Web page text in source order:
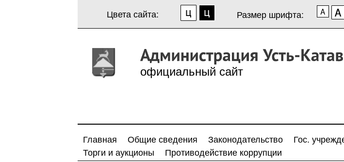
Цвета сайта: Размер шрифта:
официальный сайт
Главная Общие сведения Законодательство Гос.
Торги и аукционы
Противодействие коррупции